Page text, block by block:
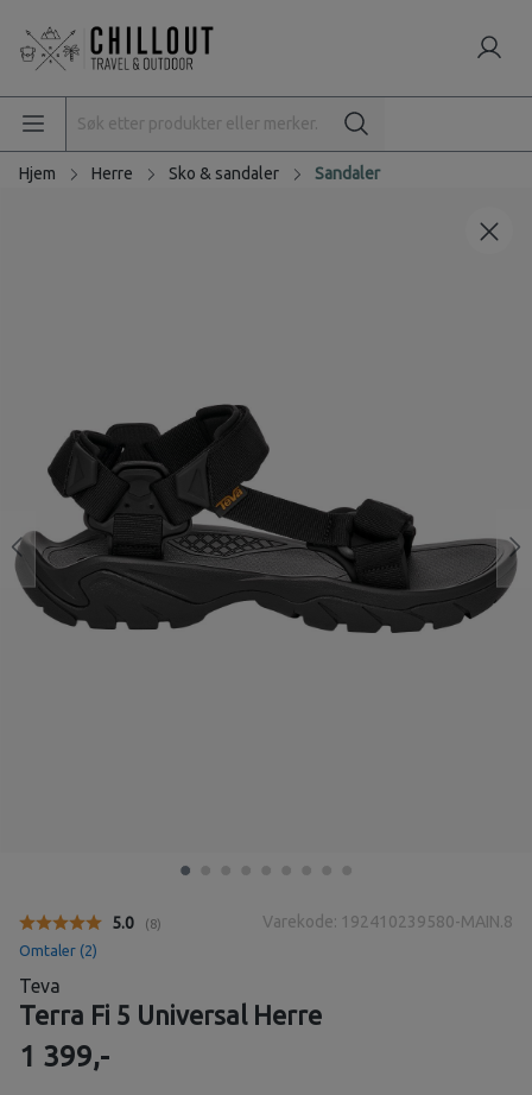
Hjem Herre Sko & sandaler Sandaler
Gjennomsnittskarakter:
5.0 (stemmer:
8)
Omtaler (2)
Varekode: 192410239580-MAIN.8
Teva
Terra Fi 5 Universal Herre
1 399,-